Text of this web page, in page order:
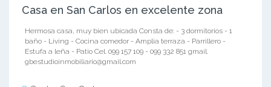
Casa en San Carlos en excelente zona
Hermosa casa, muy bien ubicada Consta de: - 3 dormitorios - 1
baño - Living - Cocina comedor - Amplia terraza - Parrillero -
Estufa a leña - Patio Cel. 099 157 109 - 099 332 851 gmail.
gbestudioinmobiliario@gmail.com